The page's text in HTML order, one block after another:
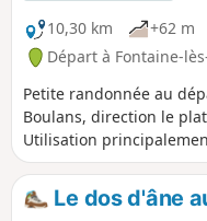
10,30 km
+62 m
Départ à Fontaine-
Petite randonnée au
Boulans, direction le
Utilisation
temps de pluie. Par
panorama de toute
croiserez un ancien
Le dos d'âne